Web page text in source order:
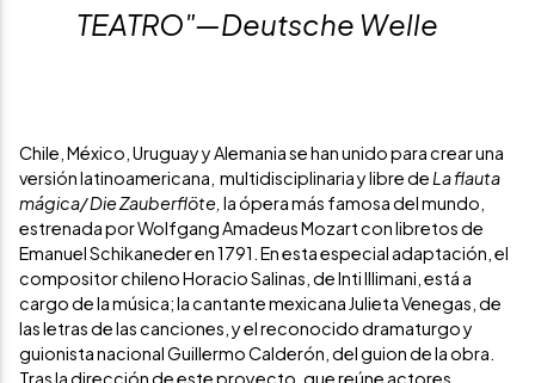
TEATRO"—Deutsche Welle
Chile, México, Uruguay y Alemania se han unido para crear una
versión latinoamericana, multidisciplinaria y libre de La flauta
mágica/ DieZauberflöte, la ópera más famosa del mundo,
estrenada por Wolfgang Amadeus Mozart con libretos de
Emanuel Schikaneder en 1791. En esta especial adaptación, el
compositor chileno Horacio Salinas, de Inti Illimani, está a
cargo de la música; la cantante mexicana Julieta Venegas, de
las letras de las canciones, y el reconocido dramaturgo y
guionista nacional Guillermo Calderón, del guion de la obra.
Tras la dirección de este proyecto, que reúne actores,